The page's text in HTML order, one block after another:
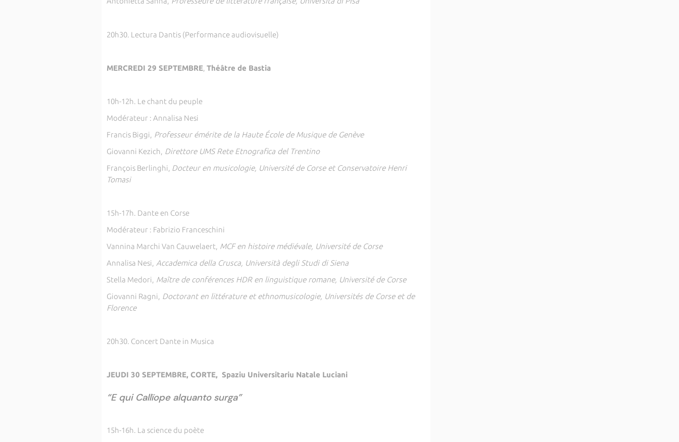
20h30. Lectura Dantis (Performance audiovisuelle)
MERCREDI 29 SEPTEMBRE, Théâtre de Bastia
10h-12h. Le chant du peuple
Modérateur : Annalisa Nesi
Francis Biggi, Professeur émérite de la Haute École de Musique de Genève
Giovanni Kezich, Direttore UMS Rete Etnografica del Trentino
François Berlinghi, Docteur en musicologie, Université de Corse et Conservatoire Henri
Tomasi
15h-17h. Dante en Corse
Modérateur : Fabrizio Franceschini
Vannina Marchi Van Cauwelaert, MCF en histoire médiévale, Université de Corse
Annalisa Nesi, Accademica della Crusca, Università degli Studi di Siena
Stella Medori, Maître de conférences HDR en linguistique romane, Université de Corse
Giovanni Ragni, Doctorant en littérature et ethnomusicologie, Universités de Corse et de
Florence
20h30. Concert Dante in Musica
JEUDI 30 SEPTEMBRE, CORTE, Spaziu Universitariu Natale Luciani
“E qui Callïope alquanto surga”
15h-16h. La science du poète